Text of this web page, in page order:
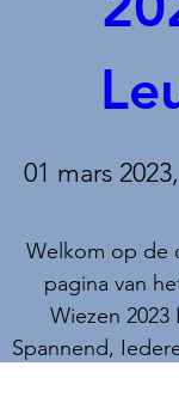
01 mars
Welkom op de
pagina van
Wiezen
Spannend,